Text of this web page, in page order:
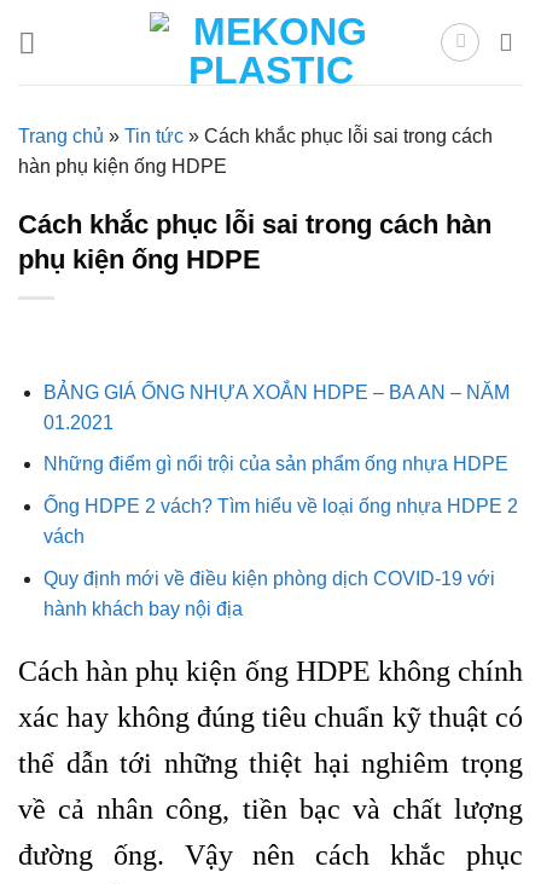
Trang chủ » Tin tức » Cách khắc phục lỗi sai trong cách
hàn phụ kiện ống HDPE
Cách khắc phục lỗi sai trong cách hàn
phụ kiện ống HDPE
BẢNG GIÁ ỐNG NHỰA XOẮN HDPE – BA AN – NĂM
01.2021
Những điểm gì nổi trội của sản phẩm ống nhựa HDPE
Ống HDPE 2 vách? Tìm hiểu về loại ống nhựa HDPE 2
vách
Quy định mới về điều kiện phòng dịch COVID-19 với
hành khách bay nội địa
Cách hàn phụ kiện ống HDPE không chính
xác hay không đúng tiêu chuẩn kỹ thuật có
thể dẫn tới những thiệt hại nghiêm trọng
về cả nhân công, tiền bạc và chất lượng
đường ống. Vậy nên cách khắc phục